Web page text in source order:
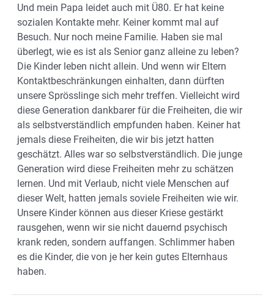
Und mein Papa leidet auch mit Ü80. Er hat keine
sozialen Kontakte mehr. Keiner kommt mal auf
Besuch. Nur noch meine Familie. Haben sie mal
überlegt, wie es ist als Senior ganz alleine zu leben?
Die Kinder leben nicht allein. Und wenn wir Eltern
Kontaktbeschränkungen einhalten, dann dürften
unsere Sprösslinge sich mehr treffen. Vielleicht wird
diese Generation dankbarer für die Freiheiten, die wir
als selbstverständlich empfunden haben. Keiner hat
jemals diese Freiheiten, die wir bis jetzt hatten
geschätzt. Alles war so selbstverständlich. Die junge
Generation wird diese Freiheiten mehr zu schätzen
lernen. Und mit Verlaub, nicht viele Menschen auf
dieser Welt, hatten jemals soviele Freiheiten wie wir.
Unsere Kinder können aus dieser Kriese gestärkt
rausgehen, wenn wir sie nicht dauernd psychisch
krank reden, sondern auffangen. Schlimmer haben
es die Kinder, die von je her kein gutes Elternhaus
haben.